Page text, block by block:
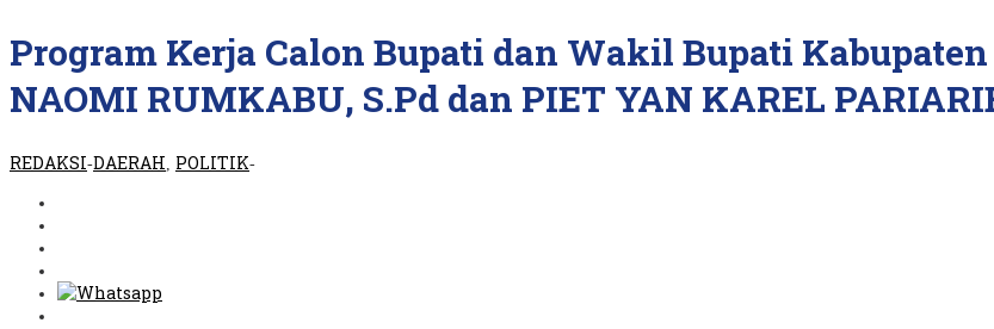
Program Kerja Calon Bupati dan Wakil Bupati
NAOMI RUMKABU, S.Pd dan PIET YAN KAREL
REDAKSI-DAERAH POLITIK-